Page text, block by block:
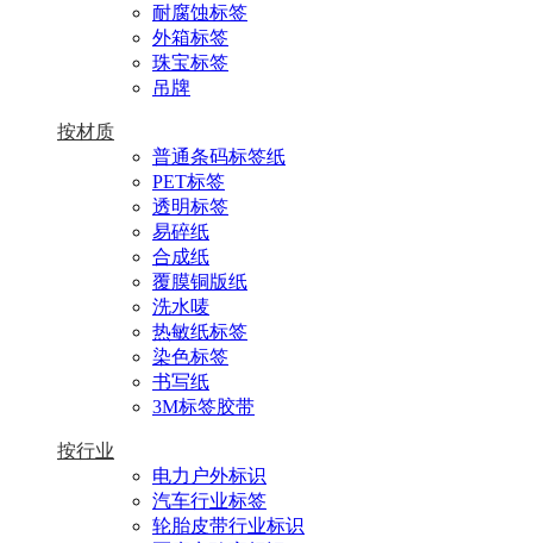
耐腐蚀标签
外箱标签
珠宝标签
吊牌
按材质
普通条码标签纸
PET标签
透明标签
易碎纸
合成纸
覆膜铜版纸
洗水唛
热敏纸标签
染色标签
书写纸
3M标签胶带
按行业
电力户外标识
汽车行业标签
轮胎皮带行业标识